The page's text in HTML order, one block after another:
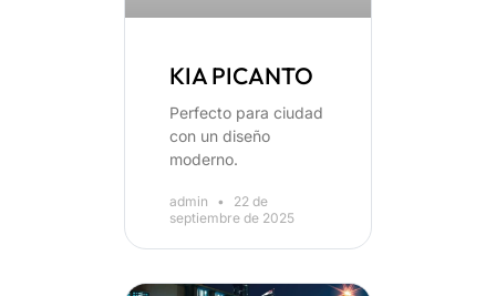
KIA PICANTO
Perfecto para ciudad
con un diseño
moderno.
admin
22 de
septiembre de 2025